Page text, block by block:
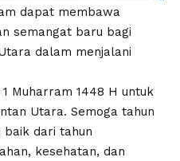
dapat membawa
semangat baru bagi
dalam menjalani
Muharram 1448 H untuk
Utara. Semoga tahun
baik dari tahun
kesehatan, dan